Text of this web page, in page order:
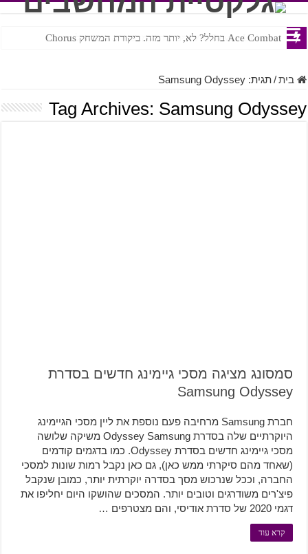
Ace Combat בחלל? לא, יותר מזה. ביקורת המשחק Chorus
Steven Universe והשירים שתורגמו בצורה נוראית לעברית
בית/תגית:Samsung Odyssey
Tag Archives: Samsung Odyssey
סמסונג מציגה מסכי גיימינג חדשים בסדרת
Samsung Odyssey
חברת Samsung מרחיבה פעם נוספת את ליין מסכי הגיימינג
היוקרתיים שלה בסדרת Odyssey Samsung משיקה שלושה
מסכי גיימינג חדשים בסדרת Odyssey. כמו בדגמים קודמים
(שאחד מהם סיקרתי ממש כאן), גם כאן נקבל רמות שונות למסכי
החברה, וככל שנרכוש מסך בסדרה יוקרתית יותר, כמובן שנקבל
פיצ'רים משודרגים וטובים יותר. המסכים שהושקו היום יחליפו את
דגמי 2020 של סדרת אודיסי, והם מצטרפים …
קרא עוד